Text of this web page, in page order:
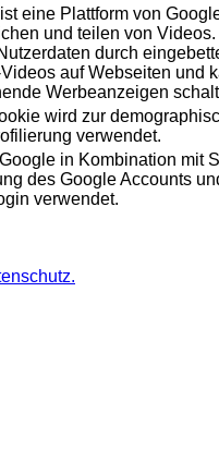
eine Plattform von
und teilen von
durch
auf Webseiten und
Werbeanzeigen
wird zur
verwendet.
in Kombination mit
des Google Accounts
verwendet.